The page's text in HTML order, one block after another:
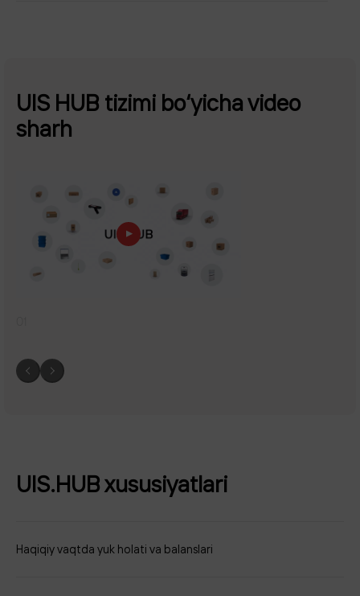
UIS HUB tizimi bo‘yicha video
sharh
UIS.HUB xususiyatlari
Haqiqiy vaqtda yuk holati va balanslari